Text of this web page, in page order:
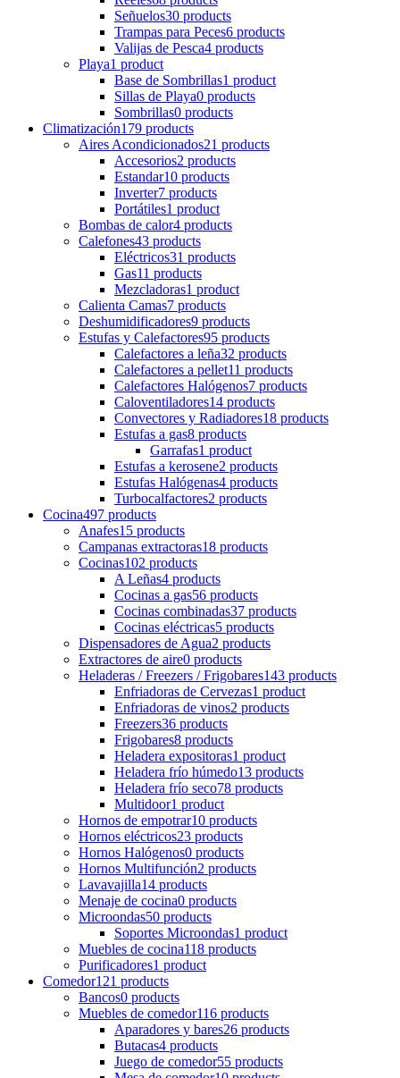
Señuelos30 products
Trampas para Peces6 products
Valijas de Pesca4 products
Playa1 product
Base de Sombrillas1 product
Sillas de Playa0 products
Sombrillas0 products
Climatización179 products
Aires Acondicionados21 products
Accesorios2 products
Estandar10 products
Inverter7 products
Portátiles1 product
Bombas de calor4 products
Calefones43 products
Eléctricos31 products
Gas11 products
Mezcladoras1 product
Calienta Camas7 products
Deshumidificadores9 products
Estufas y Calefactores95 products
Calefactores a leña32 products
Calefactores a pellet11 products
Calefactores Halógenos7 products
Caloventiladores14 products
Convectores y Radiadores18 products
Estufas a gas8 products
Garrafas1 product
Estufas a kerosene2 products
Estufas Halógenas4 products
Turbocalfactores2 products
Cocina497 products
Anafes15 products
Campanas extractoras18 products
Cocinas102 products
A Leñas4 products
Cocinas a gas56 products
Cocinas combinadas37 products
Cocinas eléctricas5 products
Dispensadores de Agua2 products
Extractores de aire0 products
Heladeras / Freezers / Frigobares143 products
Enfriadoras de Cervezas1 product
Enfriadoras de vinos2 products
Freezers36 products
Frigobares8 products
Heladera expositoras1 product
Heladera frío húmedo13 products
Heladera frío seco78 products
Multidoor1 product
Hornos de empotrar10 products
Hornos eléctricos23 products
Hornos Halógenos0 products
Hornos Multifunción2 products
Lavavajilla14 products
Menaje de cocina0 products
Microondas50 products
Soportes Microondas1 product
Muebles de cocina118 products
Purificadores1 product
Comedor121 products
Bancos0 products
Muebles de comedor116 products
Aparadores y bares26 products
Butacas4 products
Juego de comedor55 products